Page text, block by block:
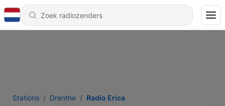
Stations Drenthe Radio Erica